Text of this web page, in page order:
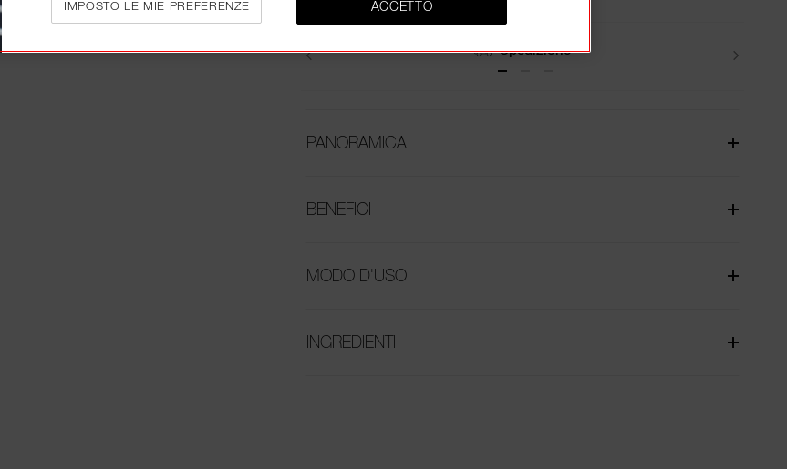
Resi
PANORAMICA
BENEFICI
MODO D'USO
INGREDIENTI
ACCETTO
IMPOSTO LE MIE PREFERENZE